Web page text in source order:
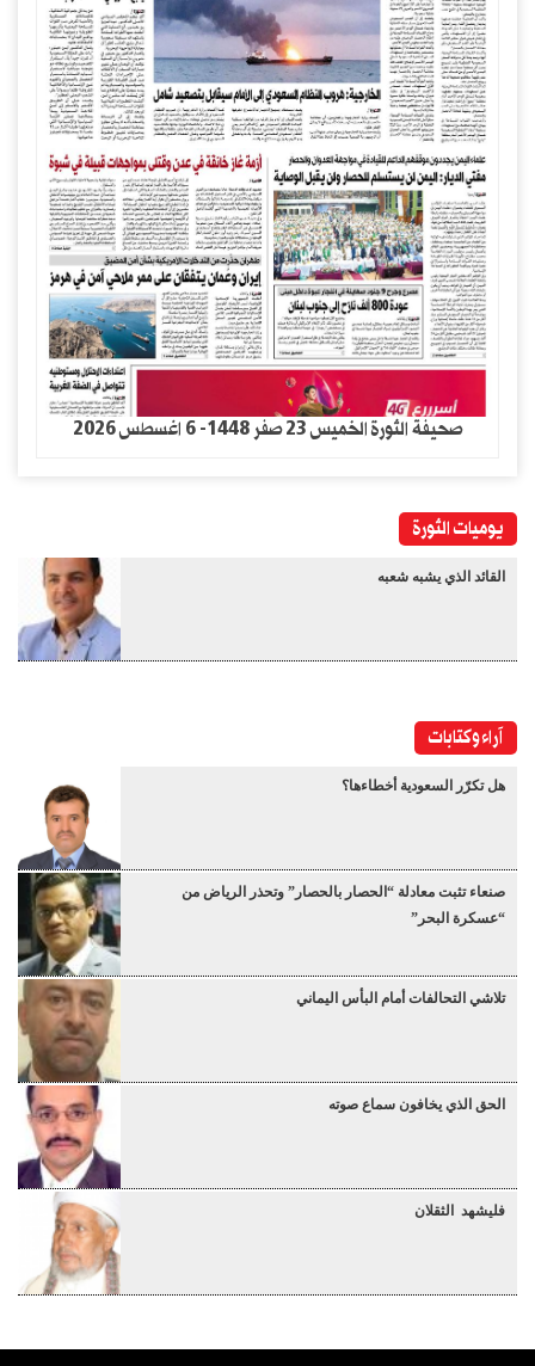
صحيفة الثورة الخميس 23 صفر 1448- 6 اغسطس 2026
يوميات الثورة
القائد الذي يشبه شعبه
آراء وكتابات
هل تكرّر السعودية أخطاءها؟
صنعاء تثبت معادلة “الحصار بالحصار” وتحذر الرياض من
“عسكرة البحر”
تلاشي التحالفات أمام البأس اليماني
الحق الذي يخافون سماع صوته
فليشهد الثقلان